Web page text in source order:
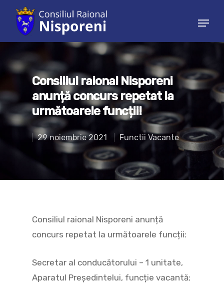
Hit enter to search or ESC to close
Consiliul raional Nisporeni
anunță concurs repetat la
următoarele funcții!
29 noiembrie 2021 Functii Vacante
Consiliul raional Nisporeni anunță
concurs repetat la următoarele funcții:
Secretar al conducătorului – 1 unitate,
Aparatul Președintelui, funcție vacantă;